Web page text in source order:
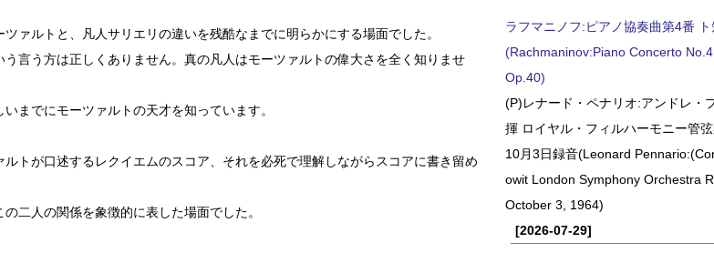
ァルトと、凡人サリエリの違いを残酷なまでに明らかにする場面でした。
言う方は正しくありません。真の凡人はモーツァルトの偉大さを全く知りませ
までにモーツァルトの天才を知っています。
トが口述するレクイエムのスコア、それを必死で理解しながらスコアに書き留め
二人の関係を象徴的に表した場面でした。
ラフマニノフ:ピアノ協奏曲第4番
(Rachmaninov:Piano Concerto
Op.40)
(P)レナード・ペナリオ:アンドレ・
揮 ロイヤル・フィルハーモニー管
10月3日録音(Leonard
owit London Symphony Orchestra
October 3, 1964)
[2026-07-29]